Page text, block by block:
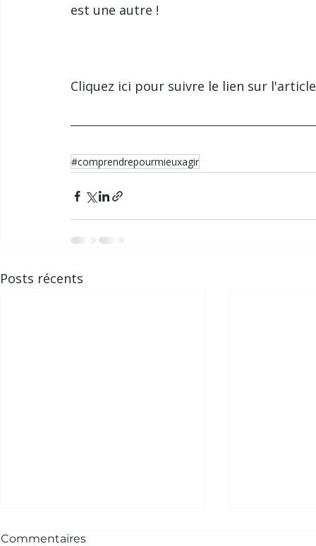
est une autre !
Cliquez ici pour suivre le lien sur
#comprendrepourmieuxagir
Posts récents
Commentaires